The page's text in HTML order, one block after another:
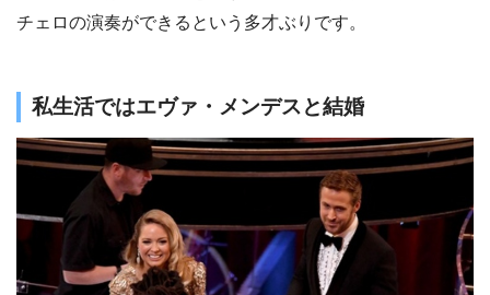
チェロの演奏ができるという多才ぶりです。
私生活ではエヴァ・メンデスと結婚